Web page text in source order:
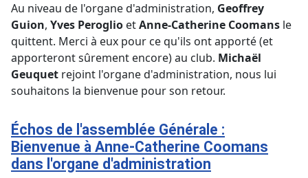
Au niveau de l'organe d'administration, Geoffrey
Guion, Yves Peroglio etAnne-Catherine Coomans le
quittent. Merci à eux pour ce qu'ils ont apporté (et
apporteront sûrement encore) au club. Michaël
Geuquet rejoint l'organe d'administration, nous lui
souhaitons la bienvenue pour son retour.
Échos de l'assemblée Générale :
Bienvenue à Anne-Catherine Coomans
dans l'organe d'administration